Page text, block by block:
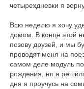
четырехдневки я
Всю неделю я хочу
домом. В конце этой
позову друзей, и мы
проводят меня на
самом деле модуль
рождения, но я
дня я проучусь на